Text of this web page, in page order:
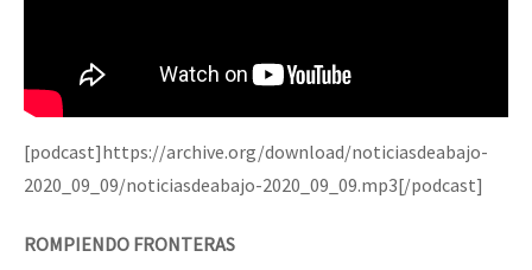
[podcast]https://archive.org/download/noticiasdeabajo-
2020_09_09/noticiasdeabajo-2020_09_09.mp3[/podcast]
ROMPIENDO FRONTERAS